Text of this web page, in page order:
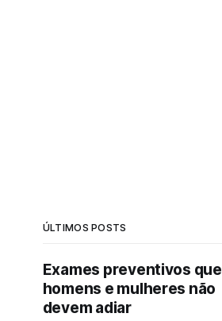
ÚLTIMOS POSTS
Exames preventivos que
homens e mulheres não
devem adiar